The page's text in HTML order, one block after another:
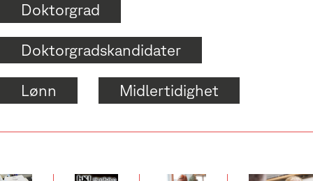
Doktorgrad
Doktorgradskandidater
Lønn Midlertidighet